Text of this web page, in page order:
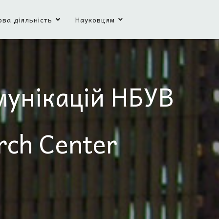
діяльність Науковцям
НБУВ
Center